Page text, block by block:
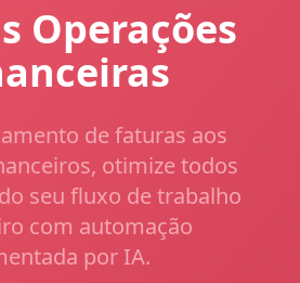
Operações
de faturas aos
otimize todos
seu fluxo de trabalho
com automação
por IA.